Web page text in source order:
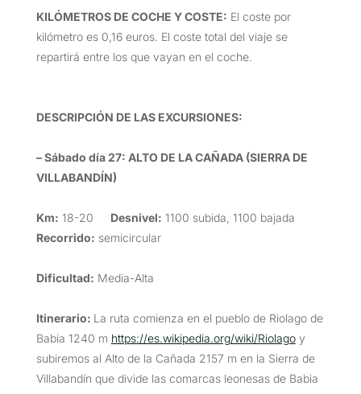
KILÓMETROS DE COCHE Y COSTE: El coste por
kilómetro es 0,16 euros. El coste total del viaje se
repartirá entre los que vayan en el coche.
DESCRIPCIÓN DE LAS EXCURSIONES:
– Sábado día 27: ALTO DE LA CAÑADA (SIERRA DE
VILLABANDÍN)
Km: 18-20 Desnivel: 1100 subida, 1100 bajada
Recorrido: semicircular
Dificultad: Media-Alta
Itinerario: La ruta comienza en el pueblo de Riolago de
Babia 1240 m https://es.wikipedia.org/wiki/Riolagoy
subiremos al Alto de la Cañada 2157 m en la Sierra de
Villabandín que divide las comarcas leonesas de Babia